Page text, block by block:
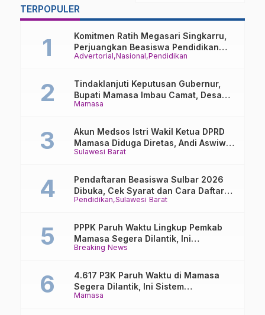
Tuntaskan Persoalan
Daerah Sulbar
TERPOPULER
Advertorial Nasional Pendidikan
Komitmen Ratih Megasari Singkarru,
Perjuangkan Beasiswa Pendidikan
Dari PAUD Hingga Perguruan Tinggi
Mamasa
Tindaklanjuti Keputusan Gubernur,
Bupati Mamasa Imbau Camat, Desa
dan Lurah
Sulawesi Barat
Akun Medsos Istri Wakil Ketua DPRD
Mamasa Diduga Diretas, Andi Aswiwin
Buka Suara
Pendidikan Sulawesi Barat
Pendaftaran Beasiswa Sulbar 2026
Dibuka, Cek Syarat dan Cara Daftar
Online
Breaking News
PPPK Paruh Waktu Lingkup Pemkab
Mamasa Segera Dilantik, Ini
Jadwalnya!
Mamasa
4.617 P3K Paruh Waktu di Mamasa
Segera Dilantik, Ini Sistem
Penggajiannya!